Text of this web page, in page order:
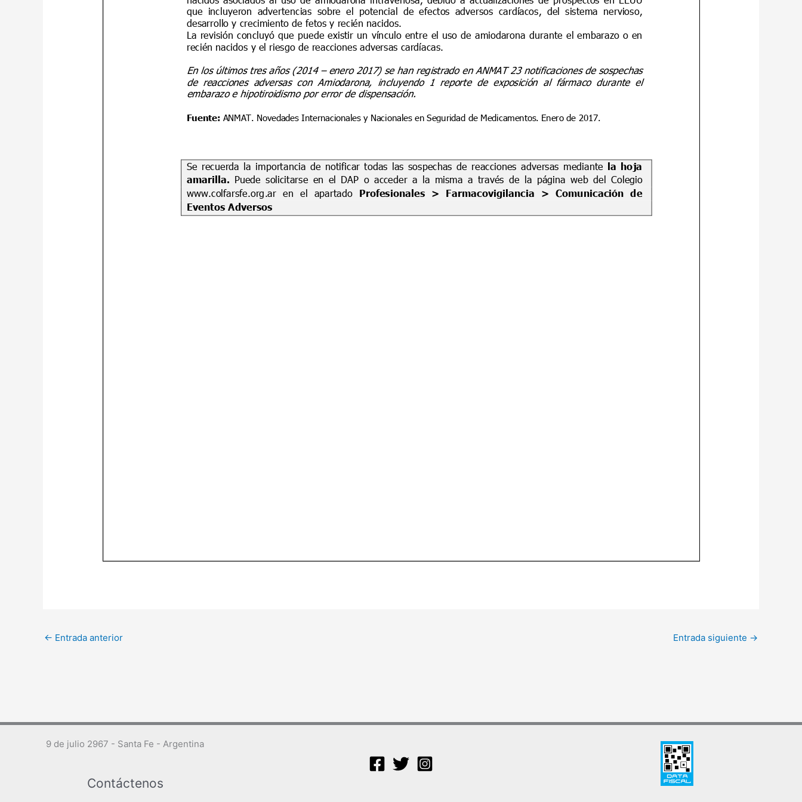
← Entrada anterior Entrada siguiente →
9 de julio 2967 - Santa Fe - Argentina
Contáctenos